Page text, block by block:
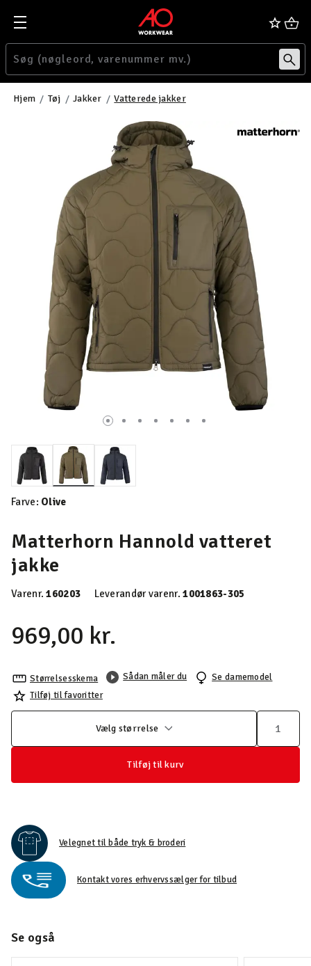
Hjem Tøj Jakker Vatterede jakker
Matterhorn Hannold vatteret
jakke
Varenr.160203 Leverandør varenr.1001863-305
969,00 kr.
valgte
Farve: Olive
Størrelsesskema Sådan måler du
Se damemodel
Tilføj til favoritter
Vælg størrelse
Tilføj til kurv
Velegnet til både tryk & broderi
Kontakt vores erhvervssælger for tilbud
Se også